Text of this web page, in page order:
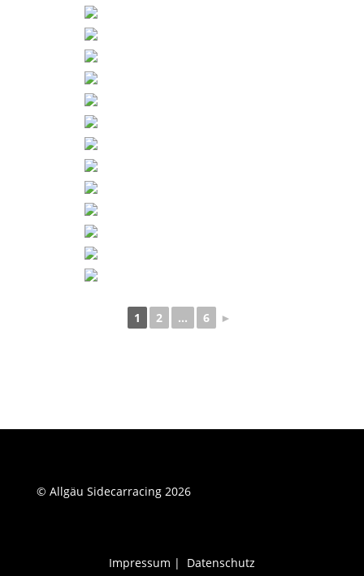
1 2 ... 6 ►
© Allgäu Sidecarracing 2026
Impressum | Datenschutz